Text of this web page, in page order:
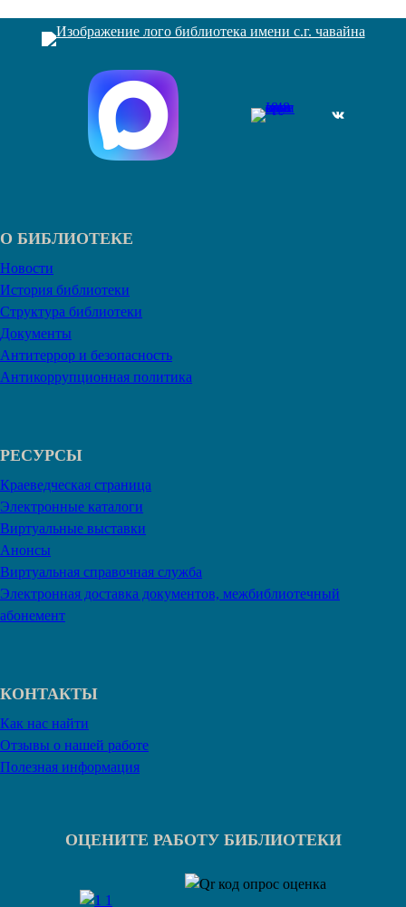
ВКонтакте
О БИБЛИОТЕКЕ
Новости
История библиотеки
Структура библиотеки
Документы
Антитеррор и безопасность
Антикоррупционная политика
РЕСУРСЫ
Краеведческая страница
Электронные каталоги
Виртуальные выставки
Анонсы
Виртуальная справочная служба
Электронная доставка документов, межбиблиотечный
абонемент
КОНТАКТЫ
Как нас найти
Отзывы о нашей работе
Полезная информация
ОЦЕНИТЕ РАБОТУ БИБЛИОТЕКИ